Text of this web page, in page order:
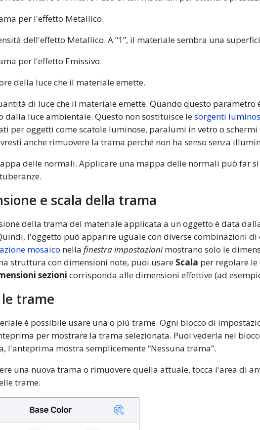
per l'effetto Metallico.
dell'effetto Metallico. A “1”, il materiale sembra una
per l'effetto Emissivo.
della luce che il materiale emette.
di luce che il materiale emette. Quando questo
dalla luce ambientale. Questo non sostituisce lesorgenti
per oggetti come scatole luminose, paralumi in vetro o
anche rimuovere la trama perché non ha senso senza
delle normali. Applicare una mappa delle normali può far
e scala della trama
della trama del materiale applicata a un oggetto è data
l'oggetto può apparire uguale con diverse combinazioni
mosaico nella finestra impostazionimostrano solo le
struttura con dimensioni note, puoi usare Scala per regolare
sezioni corrisponda alle dimensioni effettive (ad
trame
è possibile usare una o più trame. Ogni blocco di
per mostrare la trama selezionata. Puoi vederla nel
l'anteprima mostra semplicemente “Nessuna trama”.
una nuova trama o rimuovere quella attuale, tocca l'area di
trame.